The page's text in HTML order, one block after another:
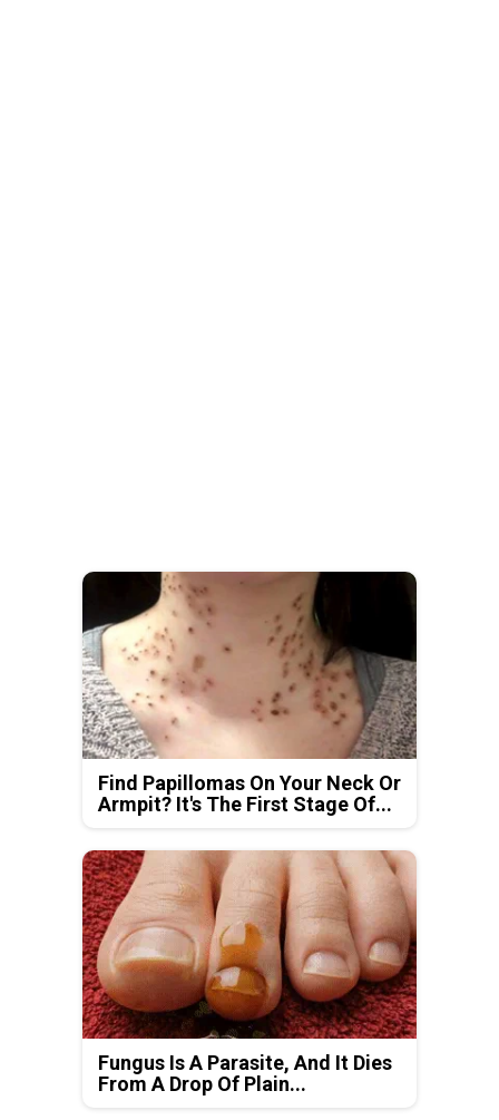
Find Papillomas On Your Neck Or
Armpit? It's The First Stage Of...
Fungus Is A Parasite, And It Dies
From A Drop Of Plain...